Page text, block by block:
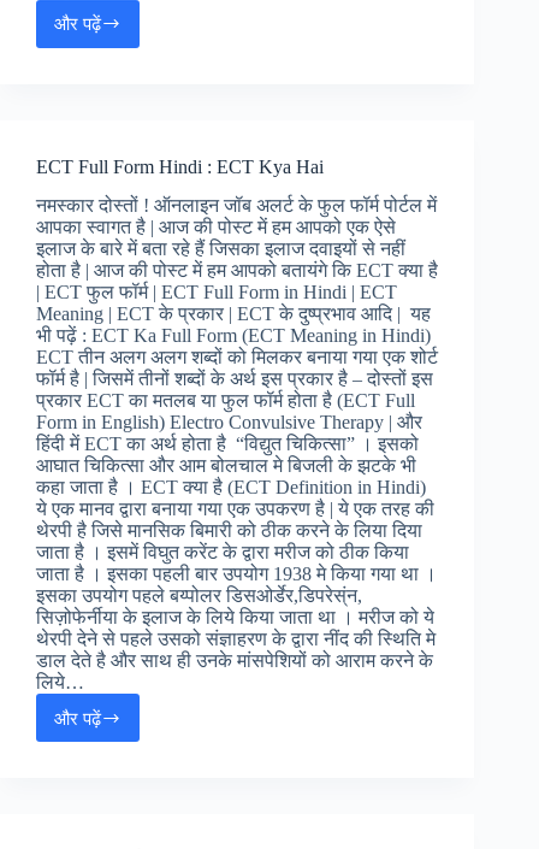
और पढ़ेंNSE
Full
NSE
Ka
Matlab
Kya
Hai
ECT Full Form Hindi : ECT Kya Hai
नमस्कार दोस्तों ! ऑनलाइन जॉब अलर्ट के फुल फॉर्म पोर्टल में
आपका स्वागत है | आज की पोस्ट में हम आपको एक ऐसे
इलाज के बारे में बता रहे हैं जिसका इलाज दवाइयों से नहीं
होता है | आज की पोस्ट में हम आपको बतायंगे कि ECT क्या है
| ECT फुल फॉर्म | ECT Full Form in Hindi | ECT
Meaning | ECT के प्रकार | ECT के दुष्प्रभाव आदि | यह
भी पढ़ें : ECT Ka Full Form (ECT Meaning in Hindi)
ECT तीन अलग अलग शब्दों को मिलकर बनाया गया एक शोर्ट
फॉर्म है | जिसमें तीनों शब्दों के अर्थ इस प्रकार है – दोस्तों इस
प्रकार ECT का मतलब या फुल फॉर्म होता है (ECT Full
Form in English) Electro Convulsive Therapy | और
हिंदी में ECT का अर्थ होता है “विद्युत चिकित्सा” । इसको
आघात चिकित्सा और आम बोलचाल मे बिजली के झटके भी
कहा जाता है । ECT क्या है (ECT Definition in Hindi)
ये एक मानव द्वारा बनाया गया एक उपकरण है | ये एक तरह की
थेरपी है जिसे मानसिक बिमारी को ठीक करने के लिया दिया
जाता है । इसमें विघुत करेंट के द्वारा मरीज को ठीक किया
जाता है । इसका पहली बार उपयोग 1938 मे किया गया था ।
इसका उपयोग पहले बय्पोलर डिसओर्डेर,डिपरेस्ंन,
सिज़ोफेर्नीया के इलाज के लिये किया जाता था । मरीज को ये
थेरपी देने से पहले उसको संज्ञाहरण के द्वारा नींद की स्थिति मे
डाल देते है और साथ ही उनके मांसपेशियों को आराम करने के
लिये…
और पढ़ेंECT